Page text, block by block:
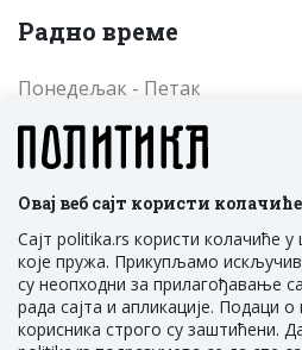
Овај веб сајт користи колачиће
Сајт politika.rs користи колачиће
које пружа. Прикупљамо
су неопходни за прилагођавање
рада сајта и апликације. Подаци
корисника строго су заштићени.
Радно време
Понедељак - Петак
од 09 до 17 часова
Cубота - Недеља